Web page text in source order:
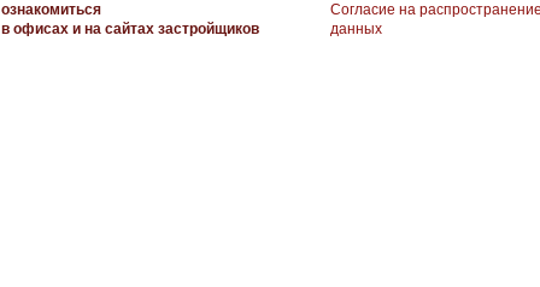
ознакомиться
в офисах и на сайтах застройщиков
Согласие на
данных